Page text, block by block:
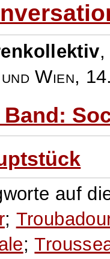
Wien,
Band:
auf
;
;